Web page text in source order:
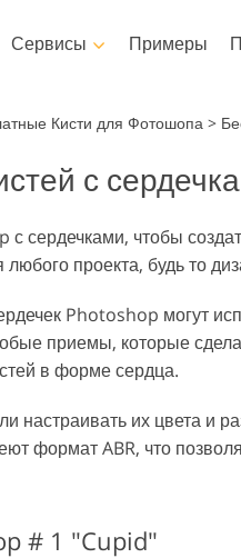
Сервисы
одежды, созданные
с помощью ИИ
ювелирных изделий
Примеры
Photoshop
Photoshop
Оверлейсы
Photoshop
Фотошоп
Фотошоп
Кисти для Фотошопа >
с
с сердечками, чтобы
проекта, будь то
Photoshop могут
приемы, которые
в форме сердца.
настраивать их цвета и
формат ABR, что
# 1 "Cupid"